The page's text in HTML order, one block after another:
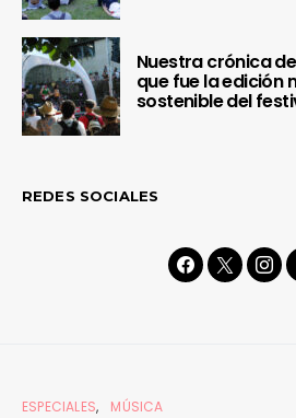
Nuestra crónica
que fue la edición
sostenible del
REDES SOCIALES
ESPECIALES MÚSICA